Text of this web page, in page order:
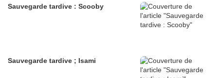
Sauvegarde tardive : Scooby
Sauvegarde tardive ; Isami